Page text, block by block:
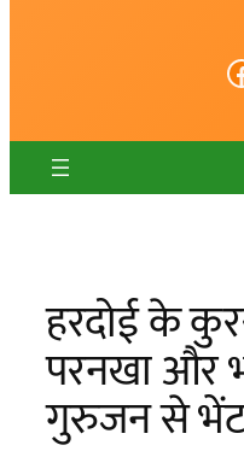
Facebook
हरदोई के
परनखा और
गुरुजन से